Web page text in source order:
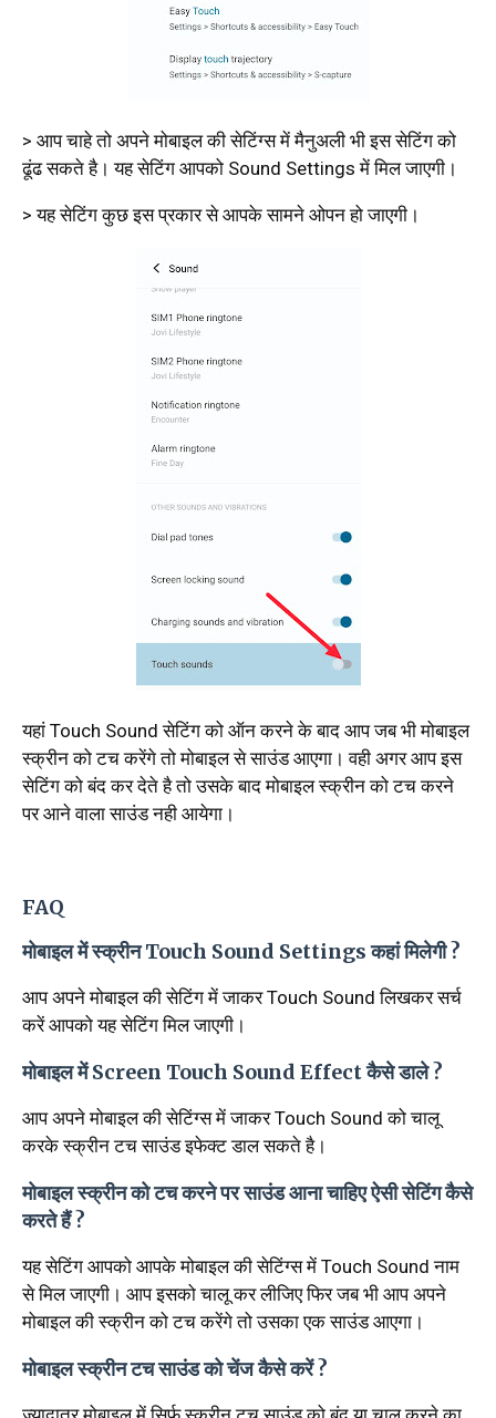
> आप चाहे तो अपने मोबाइल की सेटिंग्स में मैनुअली भी इस सेटिंग को
ढूंढ सकते है। यह सेटिंग आपको Sound Settings में मिल जाएगी।
> यह सेटिंग कुछ इस प्रकार से आपके सामने ओपन हो जाएगी।
यहां Touch Sound सेटिंग को ऑन करने के बाद आप जब भी मोबाइल
स्क्रीन को टच करेंगे तो मोबाइल से साउंड आएगा। वही अगर आप इस
सेटिंग को बंद कर देते है तो उसके बाद मोबाइल स्क्रीन को टच करने
पर आने वाला साउंड नही आयेगा।
FAQ
मोबाइल में स्क्रीन Touch Sound Settings कहां मिलेगी ?
आप अपने मोबाइल की सेटिंग में जाकर Touch Sound लिखकर सर्च
करें आपको यह सेटिंग मिल जाएगी।
मोबाइल में Screen Touch Sound Effect कैसे डाले ?
आप अपने मोबाइल की सेटिंग्स में जाकर Touch Sound को चालू
करके स्क्रीन टच साउंड इफेक्ट डाल सकते है।
मोबाइल स्क्रीन को टच करने पर साउंड आना चाहिए ऐसी सेटिंग कैसे
करते हैं ?
यह सेटिंग आपको आपके मोबाइल की सेटिंग्स में Touch Sound नाम
से मिल जाएगी। आप इसको चालू कर लीजिए फिर जब भी आप अपने
मोबाइल की स्क्रीन को टच करेंगे तो उसका एक साउंड आएगा।
मोबाइल स्क्रीन टच साउंड को चेंज कैसे करें ?